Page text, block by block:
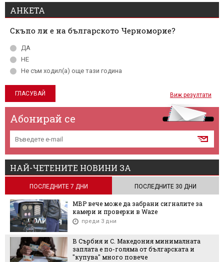
АНКЕТА
Скъпо ли е на българското Черноморие?
ДА
НЕ
Не съм ходил(а) още тази година
Виж резултати
Абонирай се
НАЙ-ЧЕТЕНИТЕ НОВИНИ ЗА
ПОСЛЕДНИТЕ 7 ДНИ ПОСЛЕДНИТЕ 30 ДНИ
МВР вече може да забрани сигналите за
камери и проверки в Waze
преди 3 дни
В Сърбия и С. Македония минималната
заплата е по-голяма от българската и
"купува" много повече